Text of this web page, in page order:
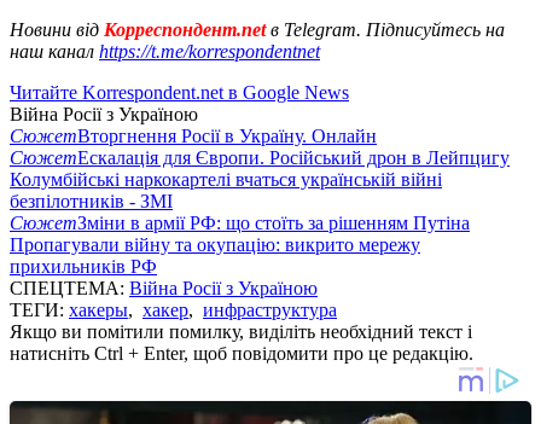
Новини від Корреспондент.netв Telegram. Підписуйтесь на
наш канал https://t.me/korrespondentnet
Читайте Korrespondent.net в Google News
Війна Росії з Україною
СюжетВторгнення Росії в Україну. Онлайн
СюжетЕскалація для Європи. Російський дрон в Лейпцигу
Колумбійські наркокартелі вчаться українській війні
безпілотників - ЗМІ
СюжетЗміни в армії РФ: що стоїть за рішенням Путіна
Пропагували війну та окупацію: викрито мережу
прихильників РФ
СПЕЦТЕМА: Війна Росії з Україною
ТЕГИ: хакеры, хакер, инфраструктура
Якщо ви помітили помилку, виділіть необхідний текст і
натисніть Ctrl + Enter, щоб повідомити про це редакцію.